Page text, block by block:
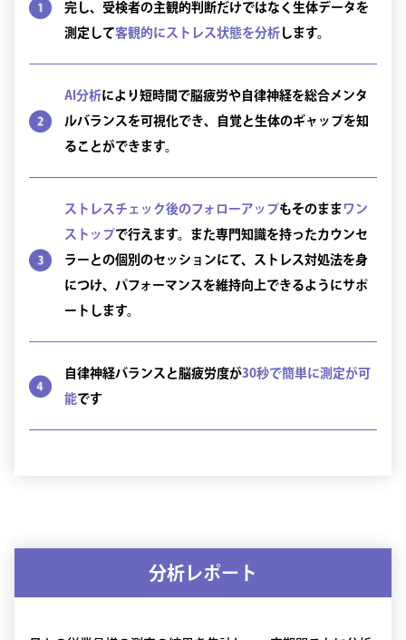
完し、受検者の主観的判断だけではなく生体データを
測定して客観的にストレス状態を分析します。
AI分析により短時間で脳疲労や自律神経を総合メンタ
ルバランスを可視化でき、自覚と生体のギャップを知
ることができます。
ストレスチェック後のフォローアップもそのままワン
ストップで行えます。また専門知識を持ったカウンセ
ラーとの個別のセッションにて、ストレス対処法を身
につけ、パフォーマンスを維持向上できるようにサポ
ートします。
自律神経バランスと脳疲労度が30秒で簡単に測定が可
能です
分析レポート